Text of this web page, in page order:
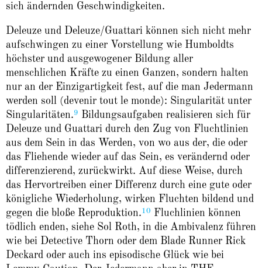
sich ändernden Geschwindigkeiten.
Deleuze und Deleuze/Guattari können sich nicht mehr
aufschwingen zu einer Vorstellung wie Humboldts
höchster und ausgewogener Bildung aller
menschlichen Kräfte zu einen Ganzen, sondern halten
nur an der Einzigartigkeit fest, auf die man Jedermann
werden soll (devenir tout le monde): Singularität unter
Singularitäten.9 Bildungsaufgaben realisieren sich für
Deleuze und Guattari durch den Zug von Fluchtlinien
aus dem Sein in das Werden, von wo aus der, die oder
das Fliehende wieder auf das Sein, es verändernd oder
differenzierend, zurückwirkt. Auf diese Weise, durch
das Hervortreiben einer Differenz durch eine gute oder
königliche Wiederholung, wirken Fluchten bildend und
gegen die bloße Reproduktion.10 Fluchlinien können
tödlich enden, siehe Sol Roth, in die Ambivalenz führen
wie bei Detective Thorn oder dem Blade Runner Rick
Deckard oder auch ins episodische Glück wie bei